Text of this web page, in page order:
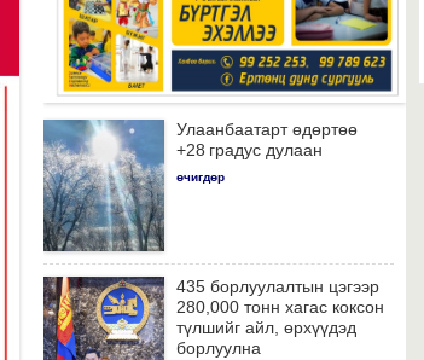
Улаанбаатарт өдөртөө
+28 градус дулаан
өчигдөр
435 борлуулалтын цэгээр
280,000 тонн хагас коксон
түлшийг айл, өрхүүдэд
борлуулна